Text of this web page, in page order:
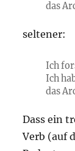
das
seltener:
Ich
Ich
das
Dass ein
Verb (auf